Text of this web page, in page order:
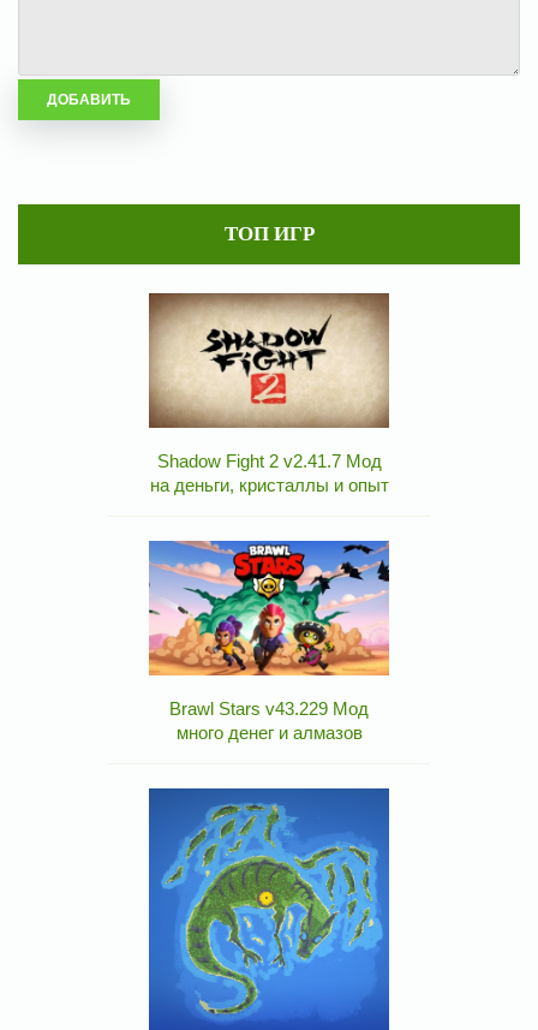
ТОП ИГР
Shadow Fight 2 v2.41.7 Мод
на деньги, кристаллы и опыт
Brawl Stars v43.229 Мод
много денег и алмазов